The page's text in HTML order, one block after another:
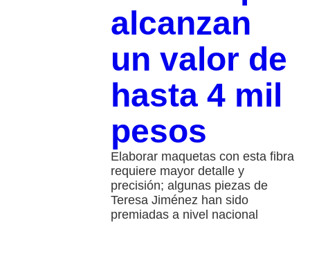
alcanzan
un valor de
hasta 4 mil
pesos
Elaborar maquetas con esta fibra
requiere mayor detalle y
precisión; algunas piezas de
Teresa Jiménez han sido
premiadas a nivel nacional